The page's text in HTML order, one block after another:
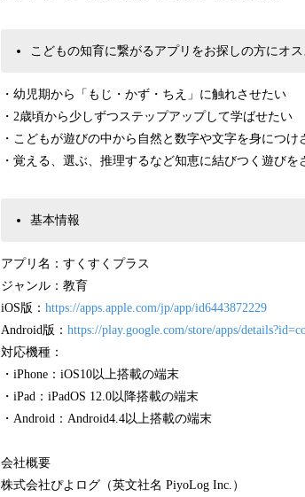
こどもの知育に繋がるアプリをお探しの方にオス
・幼児期から「もじ・かず・ちえ」に触れさせたい
・2歳頃から少しずつステップアップして学ばせたい
・こどもが遊びの中から自然と数字や文字を身につけ
・覚える、選ぶ、推理するなど知恵に結びつく遊びを
基本情報
アプリ名：すくすくプラス
ジャンル：教育
iOS版： https://apps.apple.com/jp/app/id6443872229
Android版： https://play.google.com/store/apps/
対応機種：
・iPhone：iOS10以上搭載の端末
・iPad：iPadOS 12.0以降搭載の端末
・Android：Android4.4以上搭載の端末
会社概要
株式会社ぴよログ（英文社名 PiyoLog Inc.）